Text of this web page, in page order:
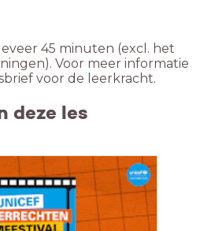
45 minuten (excl. het
Voor meer informatie
voor de leerkracht.
deze les